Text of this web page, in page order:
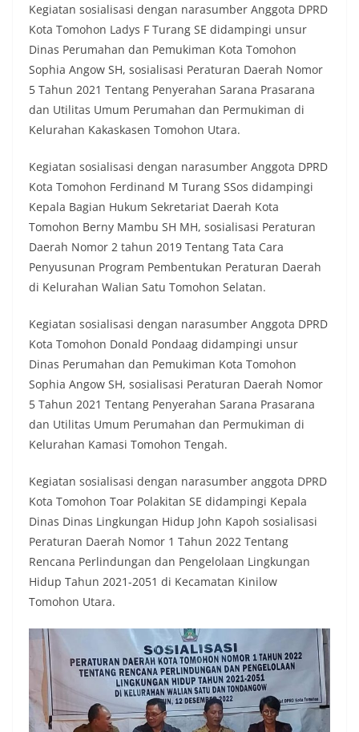
Kegiatan sosialisasi dengan narasumber Anggota DPRD
Kota Tomohon Ladys F Turang SE didampingi unsur
Dinas Perumahan dan Pemukiman Kota Tomohon
Sophia Angow SH, sosialisasi Peraturan Daerah Nomor
5 Tahun 2021 Tentang Penyerahan Sarana Prasarana
dan Utilitas Umum Perumahan dan Permukiman di
Kelurahan Kakaskasen Tomohon Utara.
Kegiatan sosialisasi dengan narasumber Anggota DPRD
Kota Tomohon Ferdinand M Turang SSos didampingi
Kepala Bagian Hukum Sekretariat Daerah Kota
Tomohon Berny Mambu SH MH, sosialisasi Peraturan
Daerah Nomor 2 tahun 2019 Tentang Tata Cara
Penyusunan Program Pembentukan Peraturan Daerah
di Kelurahan Walian Satu Tomohon Selatan.
Kegiatan sosialisasi dengan narasumber Anggota DPRD
Kota Tomohon Donald Pondaag didampingi unsur
Dinas Perumahan dan Pemukiman Kota Tomohon
Sophia Angow SH, sosialisasi Peraturan Daerah Nomor
5 Tahun 2021 Tentang Penyerahan Sarana Prasarana
dan Utilitas Umum Perumahan dan Permukiman di
Kelurahan Kamasi Tomohon Tengah.
Kegiatan sosialisasi dengan narasumber anggota DPRD
Kota Tomohon Toar Polakitan SE didampingi Kepala
Dinas Dinas Lingkungan Hidup John Kapoh sosialisasi
Peraturan Daerah Nomor 1 Tahun 2022 Tentang
Rencana Perlindungan dan Pengelolaan Lingkungan
Hidup Tahun 2021-2051 di Kecamatan Kinilow
Tomohon Utara.